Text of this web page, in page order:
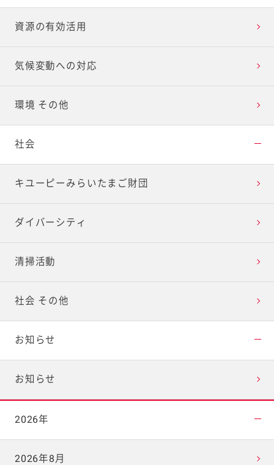
資源の有効活用
気候変動への対応
環境 その他
社会
キユーピーみらいたまご財団
ダイバーシティ
清掃活動
社会 その他
お知らせ
お知らせ
2026年
2026年8月